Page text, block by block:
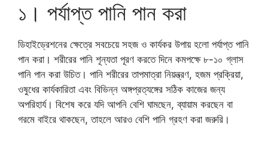
১। পর্যাপ্ত পানি পান করা
ডিহাইড্রেশনের ক্ষেত্রে সবচেয়ে সহজ ও কার্যকর উপায় হলো পর্যাপ্ত পানি
পান করা। শরীরের পানি শূন্যতা পূরণ করতে দিনে কমপক্ষে ৮-১০ গ্লাস
পানি পান করা উচিত। পানি শরীরের তাপমাত্রা নিয়ন্ত্রণ, হজম প্রক্রিয়া,
ওষুধের কার্যকারিতা এবং বিভিন্ন অঙ্গপ্রত্যঙ্গের সঠিক কাজের জন্য
অপরিহার্য। বিশেষ করে যদি আপনি বেশি ঘামছেন, ব্যায়াম করছেন বা
গরমে বাইরে থাকছেন, তাহলে আরও বেশি পানি গ্রহণ করা জরুরি।